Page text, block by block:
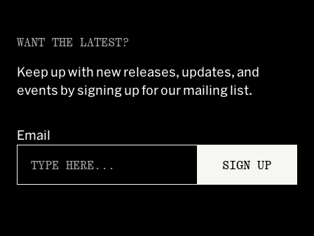
WANT THE LATEST?
Keep up with new releases, updates, and
events by signing up for our mailing list.
Email
SIGN UP